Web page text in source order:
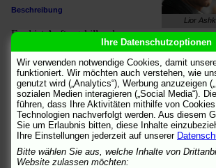
Lior
Beschreibung
Eyal ist Auftragskiller des
israelischen Geheimdienstes Mossad. Nur
er seinen neuesten Auftrag: Um den
Nazi-Offizier Alfred Himmelman aufzuspüren,
Enkel Axel angesetzt, der seine Schwester
Pia hat ihrer Familie in Deutschland den
nun in einem Kibbuz. Eyal gibt sich als
Fremdenführer aus und führt Pias Bruder
historischen Stätten Jerusalems und an die
Meeres. Trotz ihrer gegensätzlichen
Ihre Datenschutzoptionen
Wir verwenden notwendige Cookies, damit
funktioniert. Wir möchten auch verstehen, wie
genutzt wird („Analytics“), Werbung anzuzeigen
sozialen Medien interagieren („Social Media“).
führen, dass Ihre Aktivitäten mithilfe von
Technologien nachverfolgt werden. Aus diesem
Sie um Erlaubnis bitten, diese Inhalte
Ihre Einstellungen jederzeit auf unserer
Bitte wählen Sie aus, welche Inhalte von
Website zulassen möchten: